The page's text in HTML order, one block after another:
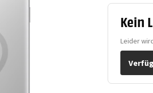
Kein
Leider